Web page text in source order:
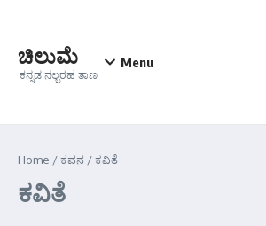
ಚಿಲುಮೆ
ಕನ್ನಡ ನಲ್ಬರಹ ತಾಣ
Menu
Home /ಕವನ /ಕವಿತೆ
ಕವಿತೆ